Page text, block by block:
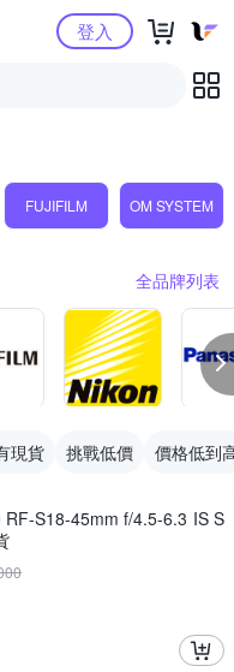
購物中心登入
FUJIFILM OM SYSTEM
全品牌列表
現貨 挑戰低價 價格低到
S18-45mm f/4.5-6.3 IS S